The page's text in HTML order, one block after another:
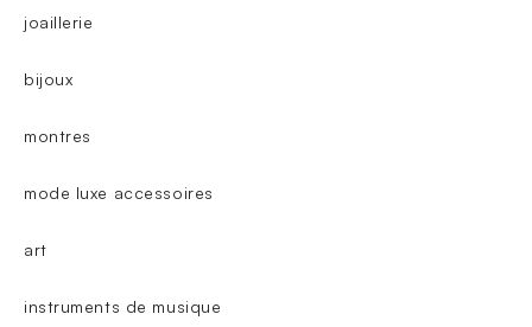
joaillerie
bijoux
montres
mode luxe accessoires
art
instruments de musique